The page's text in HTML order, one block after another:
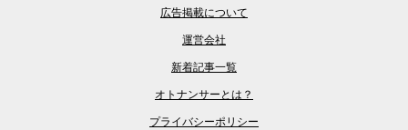
広告掲載について
運営会社
新着記事一覧
オトナンサーとは？
プライバシーポリシー